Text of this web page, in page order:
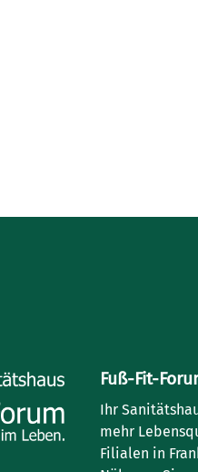
Fuß-Fit-
Ihr
mehr
Filialen in